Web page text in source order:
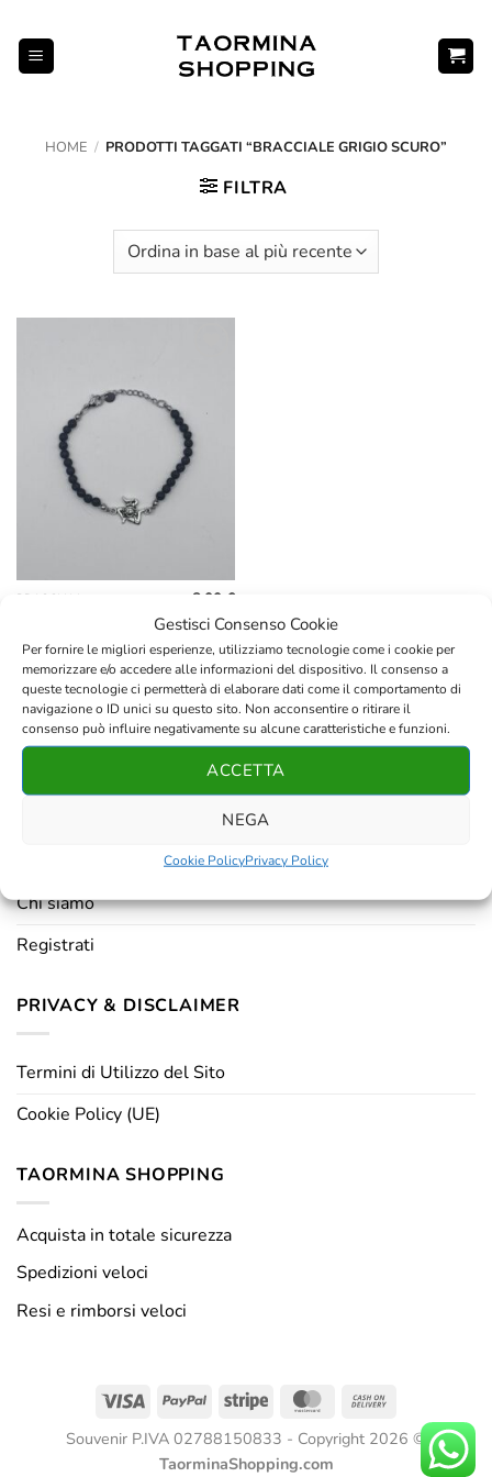
Gestisci Consenso Cookie
Per fornire le migliori esperienze, utilizziamo tecnologie come i cookie per
memorizzare e/o accedere alle informazioni del dispositivo. Il consenso a
queste tecnologie ci permetterà di elaborare dati come il comportamento di
navigazione o ID unici su questo sito. Non acconsentire o ritirare il
consenso può influire negativamente su alcune caratteristiche e funzioni.
ACCETTA
NEGA
Cookie PolicyPrivacy Policy
contenuti
HOME / PRODOTTI TAGGATI “BRACCIALE GRIGIO SCURO”
FILTRA
desideri
BRACCIALI 8,00 €
AZIENDA
Chi siamo
Registrati
PRIVACY & DISCLAIMER
Termini di Utilizzo del Sito
Cookie Policy (UE)
TAORMINA SHOPPING
Acquista in totale sicurezza
Spedizioni veloci
Resi e rimborsi veloci
Visa PayPal Stripe MasterCard
Delivery
Souvenir P.IVA 02788150833 - Copyright 2026 ©
TaorminaShopping.com